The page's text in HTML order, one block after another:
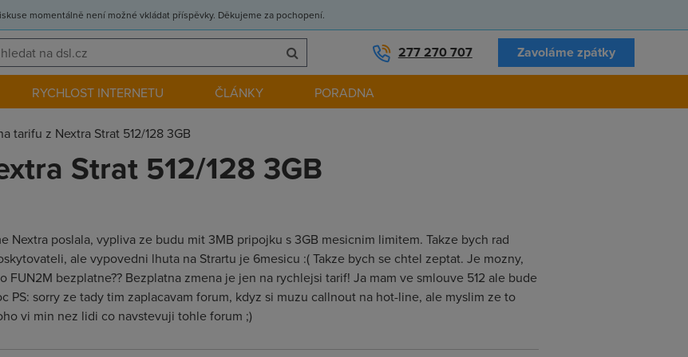
momentálně není možné vkládat příspěvky. Děkujeme za pochopení.
277 270 707 Zavoláme zpátky
RYCHLOST INTERNETU ČLÁNKY PORADNA
tarifu z Nextra Strat 512/128 3GB
Strat 512/128 3GB
Nextra poslala, vypliva ze budu mit 3MB pripojku s 3GB mesicnim limitem. Takze bych rad
ale vypovedni lhuta na Strartu je 6mesicu :( Takze bych se chtel zeptat. Je mozny,
FUN2M bezplatne?? Bezplatna zmena je jen na rychlejsi tarif! Ja mam ve smlouve 512 ale bude
PS: sorry ze tady tim zaplacavam forum, kdyz si muzu callnout na hot-line, ale myslim ze to
vi min nez lidi co navstevuji tohle forum ;)